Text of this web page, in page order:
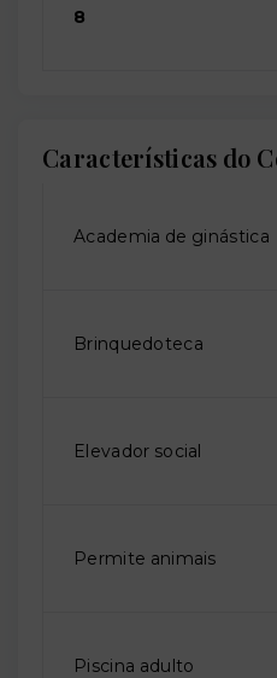
8
Características do
Academia de ginástica
Brinquedoteca
Elevador social
Permite animais
Piscina adulto